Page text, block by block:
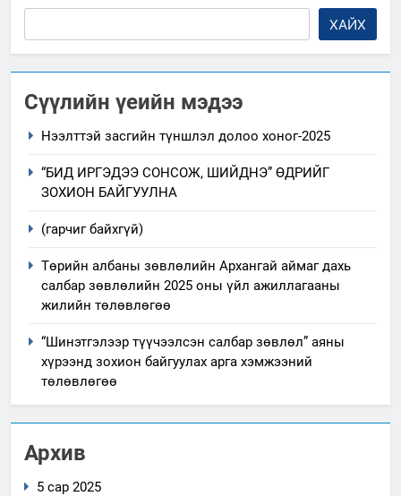
ХАЙХ
Сүүлийн үеийн мэдээ
Нээлттэй засгийн түншлэл долоо хоног-2025
“БИД ИРГЭДЭЭ СОНСОЖ, ШИЙДНЭ” ӨДРИЙГ
ЗОХИОН БАЙГУУЛНА
(гарчиг байхгүй)
Төрийн албаны зөвлөлийн Архангай аймаг дахь
салбар зөвлөлийн 2025 оны үйл ажиллагааны
жилийн төлөвлөгөө
“Шинэтгэлээр түүчээлсэн салбар зөвлөл” аяны
хүрээнд зохион байгуулах арга хэмжээний
төлөвлөгөө
Архив
5 сар 2025